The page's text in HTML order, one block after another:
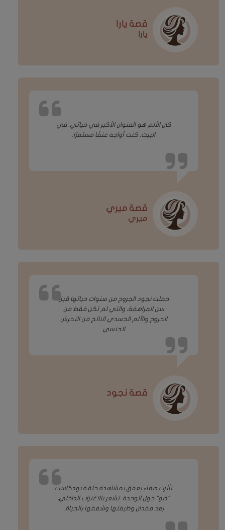
قصة يارا
يارا
كان الألم هو العنوان الأكبر في حياتي. في
البيت، كنت أواجه عنفًا مستمرًا.
قصة ميري
ميري
حملت نجود الجروح من سنوات حياتها قبل
سن المراهقة، والتي لم تكن فقط من
الجروح والألم الجسدي الناتج من التحرش
الجنسي
قصة نجود
تأثرت صفاء بعمق بمشاهدة حلقة بودكاست
"ضو" حول الوحدة. تشعر بالاغتراب الداخلي،
بعد فقدان وظيفتها وشغفها بالحياة.